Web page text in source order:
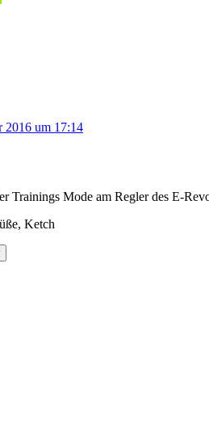
2016 um 17:14
Trainings Mode am Regler des E-
Ketch